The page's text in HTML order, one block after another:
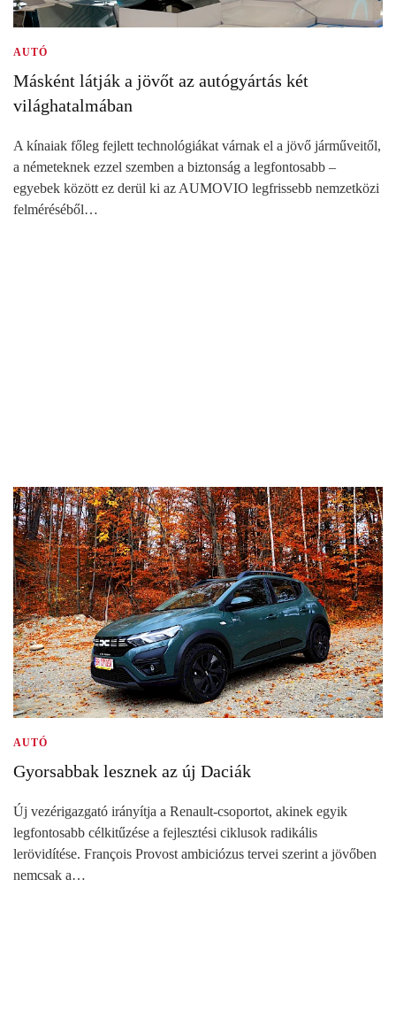
AUTÓ
Másként látják a jövőt az autógyártás két
világhatalmában
A kínaiak főleg fejlett technológiákat várnak el a jövő járműveitől,
a németeknek ezzel szemben a biztonság a legfontosabb –
egyebek között ez derül ki az AUMOVIO legfrissebb nemzetközi
felméréséből…
AUTÓ
Gyorsabbak lesznek az új Daciák
Új vezérigazgató irányítja a Renault-csoportot, akinek egyik
legfontosabb célkitűzése a fejlesztési ciklusok radikális
lerövidítése. François Provost ambiciózus tervei szerint a jövőben
nemcsak a…